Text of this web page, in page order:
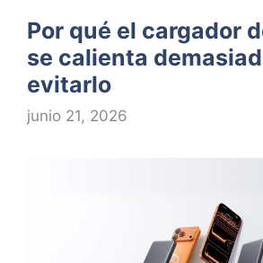
Por qué el cargador
se calienta
evitarlo
junio 21, 2026